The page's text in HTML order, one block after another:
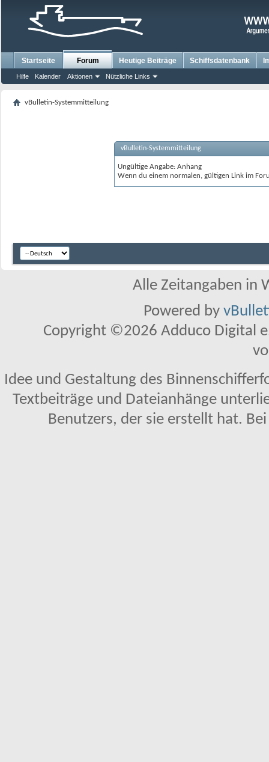
Startseite Forum
Hilfe Kalender Aktionen Nützliche Links
Heutige Beiträge Schiffsdatenbank
vBulletin-Systemmitteilung
vBulletin-Systemmitteilung
Ungültige Angabe: Anhang
Wenn du einem normalen, gültigen Link im
Alle Zeitangaben in
Powered by
Copyright ©2026 Adduco Digital
Idee und Gestaltung des
Textbeiträge und Dateianhänge
Benutzers, der sie erstellt hat.